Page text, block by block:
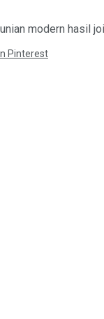
modern hasil
Pinterest